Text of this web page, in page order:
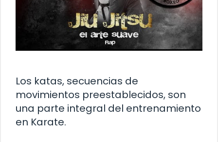
Los katas, secuencias de
movimientos preestablecidos, son
una parte integral del entrenamiento
en Karate.